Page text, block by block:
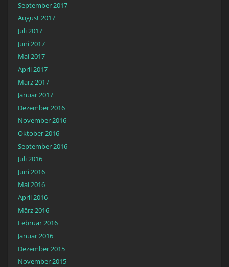
September 2017
August 2017
Juli 2017
Juni 2017
Mai 2017
April 2017
März 2017
Januar 2017
Dezember 2016
November 2016
Oktober 2016
September 2016
Juli 2016
Juni 2016
Mai 2016
April 2016
März 2016
Februar 2016
Januar 2016
Dezember 2015
November 2015